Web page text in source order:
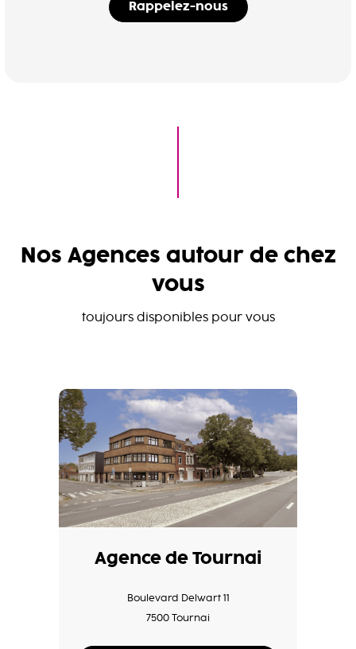
Rappelez-nous
Nos Agences autour de chez
vous
toujours disponibles pour vous
Agence de Tournai
Boulevard Delwart 11
7500 Tournai